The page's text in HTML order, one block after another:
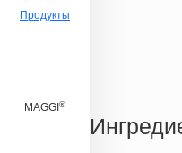
Продукты
MAGGI ®